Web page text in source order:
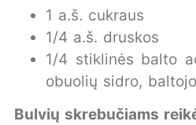
1 a.š. cukraus
1/4 a.š. druskos
1/4 stiklinės balto
obuolių sidro,
Bulvių skrebučiams